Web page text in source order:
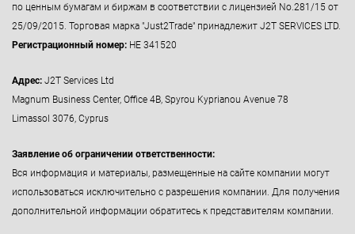
по ценным бумагам и биржам в соответствии с лицензией No.281/15 от
25/09/2015. Торговая марка "Just2Trade" принадлежит J2T SERVICES LTD.
Регистрационный номер: HE 341520
Адрес: J2T Services Ltd
Magnum Business Center, Office 4B, Spyrou Kyprianou Avenue 78
Limassol 3076, Cyprus
Заявление об ограничении ответственности:
Вся информация и материалы, размещенные на сайте компании могут
использоваться исключительно с разрешения компании. Для получения
дополнительной информации обратитесь к представителям компании.